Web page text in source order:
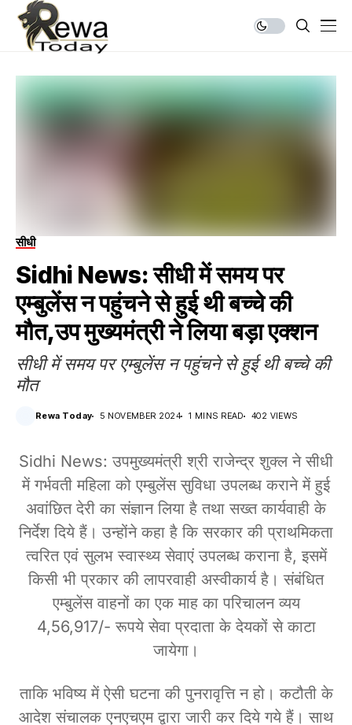
सीधी
Sidhi News: सीधी में समय पर
एम्बुलेंस न पहुंचने से हुई थी बच्चे की
मौत,उप मुख्यमंत्री ने लिया बड़ा एक्शन
सीधी में समय पर एम्बुलेंस न पहुंचने से हुई थी बच्चे की
मौत
Rewa Today 5 NOVEMBER 2024 1 MINS READ 402 VIEWS
Sidhi News: उपमुख्यमंत्री श्री राजेन्द्र शुक्ल ने सीधी
में गर्भवती महिला को एम्बुलेंस सुविधा उपलब्ध कराने में हुई
अवांछित देरी का संज्ञान लिया है तथा सख्त कार्यवाही के
निर्देश दिये हैं। उन्होंने कहा है कि सरकार की प्राथमिकता
त्वरित एवं सुलभ स्वास्थ्य सेवाएं उपलब्ध कराना है, इसमें
किसी भी प्रकार की लापरवाही अस्वीकार्य है। संबंधित
एम्बुलेंस वाहनों का एक माह का परिचालन व्यय
4,56,917/- रूपये सेवा प्रदाता के देयकों से काटा
जायेगा।
ताकि भविष्य में ऐसी घटना की पुनरावृत्ति न हो। कटौती के
आदेश संचालक एनएचएम द्वारा जारी कर दिये गये हैं। साथ